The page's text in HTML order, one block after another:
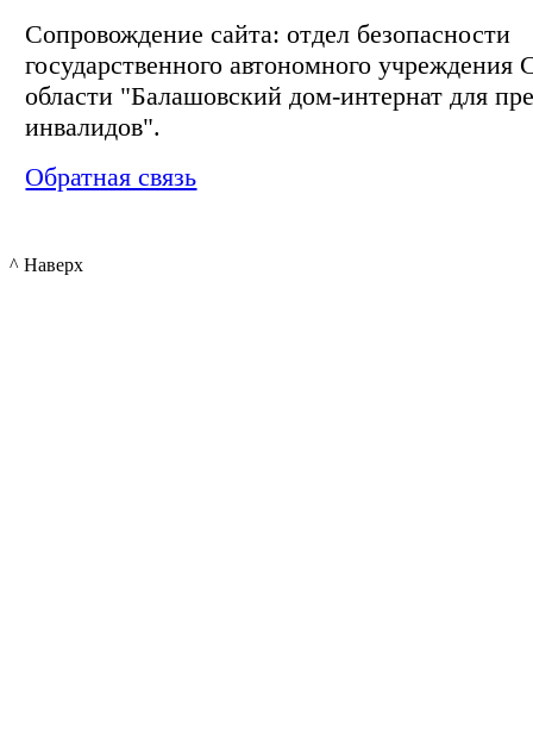
Сопровождение сайта: отдел безопасности
государственного автономного учреждения
области "Балашовский дом-интернат для
инвалидов".
Обратная связь
^ Наверх